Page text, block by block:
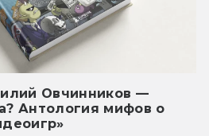
Овчинников —
Антология мифов о